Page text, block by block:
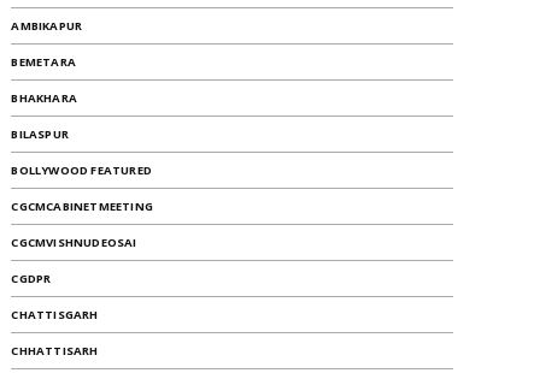
AMBIKAPUR
BEMETARA
BHAKHARA
BILASPUR
BOLLYWOOD FEATURED
CGCMCABINETMEETING
CGCMVISHNUDEOSAI
CGDPR
CHATTISGARH
CHHATTISARH